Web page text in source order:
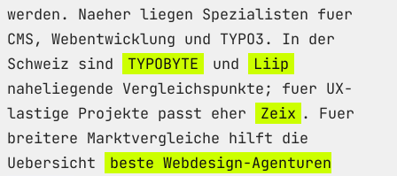
werden. Naeher liegen Spezialisten fuer
CMS, Webentwicklung und TYPO3. In der
Schweiz sind
TYPOBYTE und
Liip
naheliegende Vergleichspunkte; fuer UX-
lastige Projekte passt eher
Zeix . Fuer
breitere Marktvergleiche hilft die
Uebersicht
beste Webdesign-Agenturen